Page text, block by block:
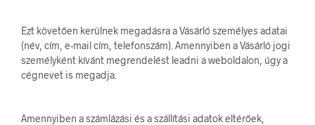
Ezt követően kerülnek megadásra a Vásárló személyes adatai
(név, cím, e-mail cím, telefonszám). Amennyiben a Vásárló jogi
személyként kívánt megrendelést leadni a weboldalon, úgy a
cégnevet is megadja.
Amennyiben a számlázási és a szállítási adatok eltérőek,